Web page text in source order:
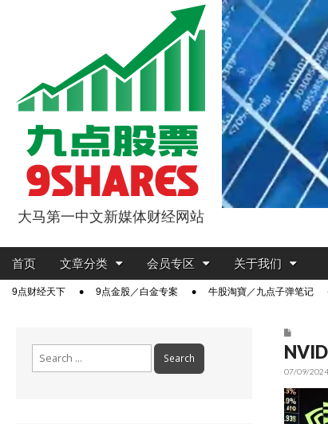
9点股票
大马第一中文新媒体财经网站
Main
Skip
content
首页 文章分类 会员专区 关于我们
Sub9点财经天下 9点金股／白金专案 牛股淘寶／九点子弹笔记
07/09/2024